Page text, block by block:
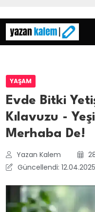
YAŞAM
Evde Bitki
Kılavuzu -
Merhaba De!
Yazan Kalem
Güncellendi: 12.04.2025